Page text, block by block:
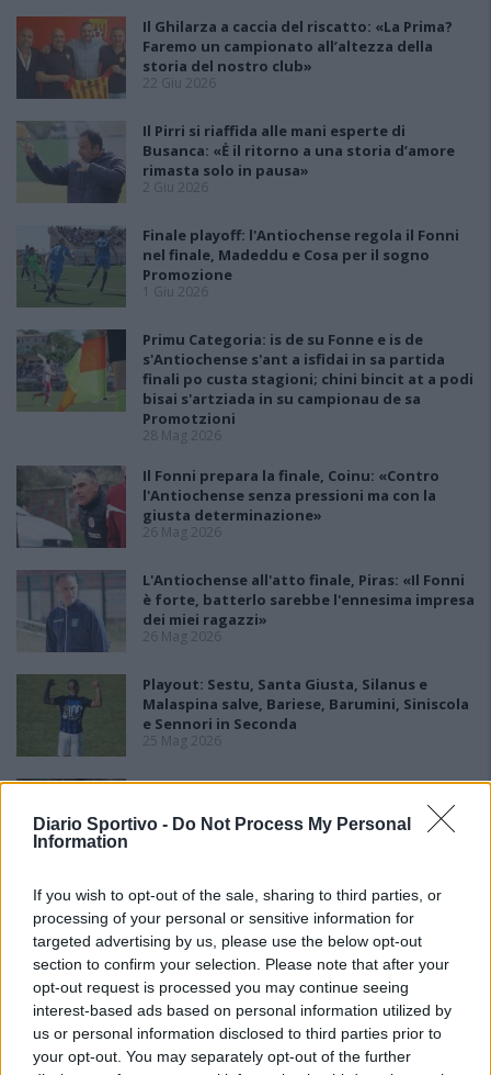
Diario Sportivo - Do Not Process My Personal
Information
If you wish to opt-out of the sale, sharing to third parties, or
processing of your personal or sensitive information for
targeted advertising by us, please use the below opt-out
section to confirm your selection. Please note that after your
opt-out request is processed you may continue seeing
interest-based ads based on personal information utilized by
us or personal information disclosed to third parties prior to
your opt-out. You may separately opt-out of the further
Il Ghilarza a caccia del riscatto: «La Prima?
Faremo un campionato all’altezza della
storia del nostro club»
22 Giu 2026
Il Pirri si riaffida alle mani esperte di
Busanca: «Ė il ritorno a una storia d’amore
rimasta solo in pausa»
2 Giu 2026
Finale playoff: l'Antiochense regola il Fonni
nel finale, Madeddu e Cosa per il sogno
Promozione
1 Giu 2026
Primu Categoria: is de su Fonne e is de
s'Antiochense s'ant a isfidai in sa partida
finali po custa stagioni; chini bincit at a podi
bisai s'artziada in su campionau de sa
Promotzioni
28 Mag 2026
Il Fonni prepara la finale, Coinu: «Contro
l'Antiochense senza pressioni ma con la
giusta determinazione»
26 Mag 2026
L'Antiochense all'atto finale, Piras: «Il Fonni
è forte, batterlo sarebbe l'ennesima impresa
dei miei ragazzi»
26 Mag 2026
Playout: Sestu, Santa Giusta, Silanus e
Malaspina salve, Bariese, Barumini, Siniscola
e Sennori in Seconda
25 Mag 2026
Playoff: blitz esterni per Antiochense e
25 Mag 2026